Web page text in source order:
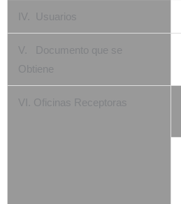
IV. Usuarios
V. Documento que se
Obtiene
VI. Oficinas Receptoras